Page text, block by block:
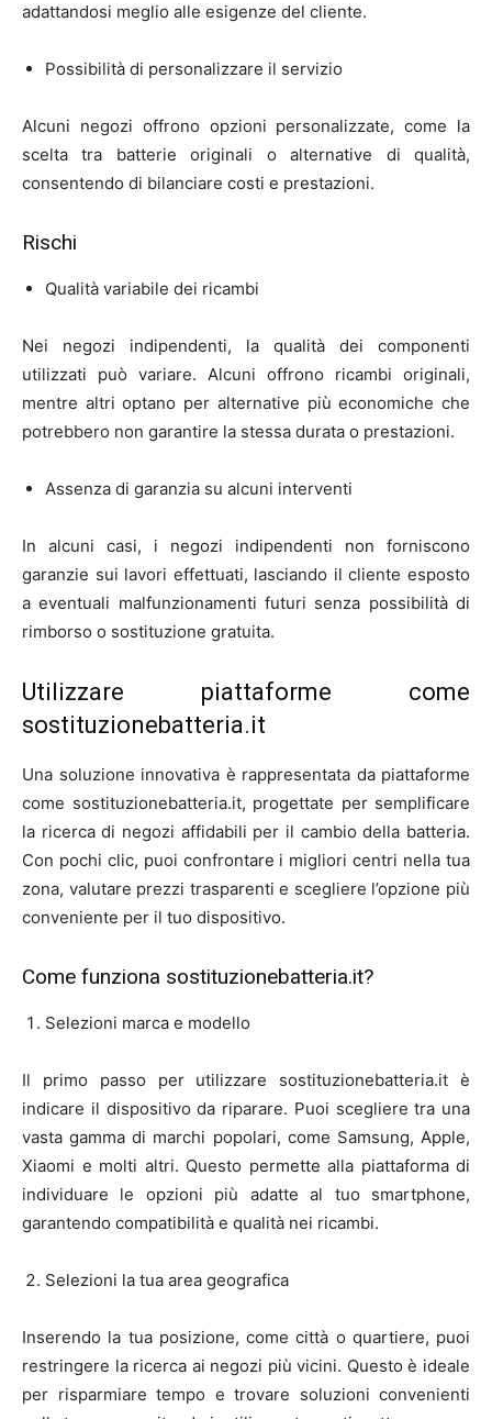
adattandosi meglio alle esigenze del cliente.
Possibilità di personalizzare il servizio
Alcuni negozi offrono opzioni personalizzate, come la
scelta tra batterie originali o alternative di qualità,
consentendo di bilanciare costi e prestazioni.
Rischi
Qualità variabile dei ricambi
Nei negozi indipendenti, la qualità dei componenti
utilizzati può variare. Alcuni offrono ricambi originali,
mentre altri optano per alternative più economiche che
potrebbero non garantire la stessa durata o prestazioni.
Assenza di garanzia su alcuni interventi
In alcuni casi, i negozi indipendenti non forniscono
garanzie sui lavori effettuati, lasciando il cliente esposto
a eventuali malfunzionamenti futuri senza possibilità di
rimborso o sostituzione gratuita.
Utilizzare piattaforme come
sostituzionebatteria.it
Una soluzione innovativa è rappresentata da piattaforme
come sostituzionebatteria.it, progettate per semplificare
la ricerca di negozi affidabili per il cambio della batteria.
Con pochi clic, puoi confrontare i migliori centri nella tua
zona, valutare prezzi trasparenti e scegliere l’opzione più
conveniente per il tuo dispositivo.
Come funziona sostituzionebatteria.it?
Selezioni marca e modello
Il primo passo per utilizzare sostituzionebatteria.it è
indicare il dispositivo da riparare. Puoi scegliere tra una
vasta gamma di marchi popolari, come Samsung, Apple,
Xiaomi e molti altri. Questo permette alla piattaforma di
individuare le opzioni più adatte al tuo smartphone,
garantendo compatibilità e qualità nei ricambi.
Selezioni la tua area geografica
Inserendo la tua posizione, come città o quartiere, puoi
restringere la ricerca ai negozi più vicini. Questo è ideale
per risparmiare tempo e trovare soluzioni convenienti